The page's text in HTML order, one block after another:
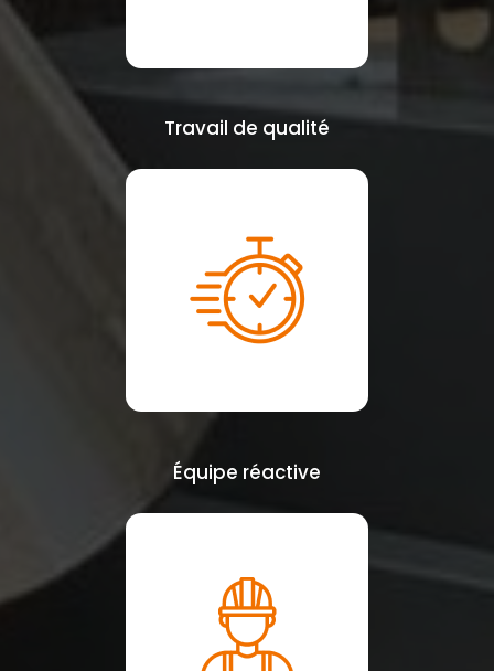
Travail de qualité
Équipe réactive